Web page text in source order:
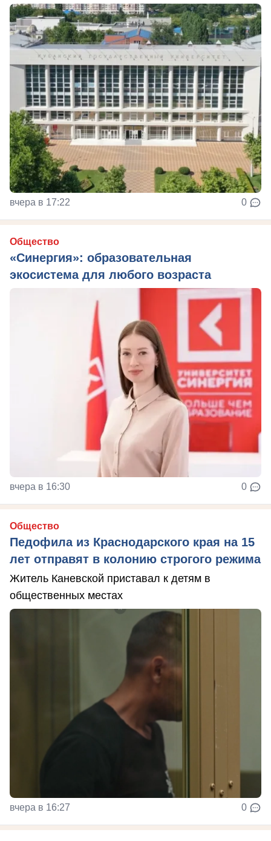
вчера в 17:22 0
Общество
«Синергия»: образовательная
экосистема для любого возраста
вчера в 16:30 0
Общество
Педофила из Краснодарского края на 15
лет отправят в колонию строгого режима
Житель Каневской приставал к детям в
общественных местах
вчера в 16:27 0